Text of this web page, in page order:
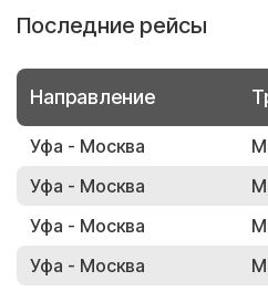
Последние рейсы
Направление
Уфа - Москва
Уфа - Москва
Уфа - Москва
Уфа - Москва